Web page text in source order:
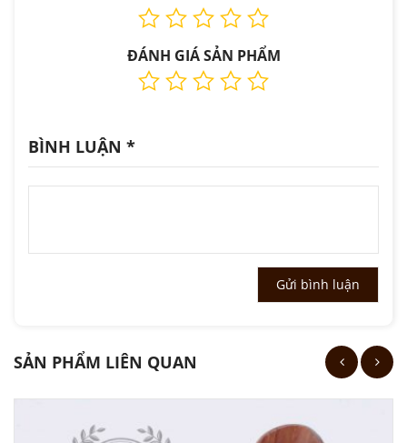
ĐÁNH GIÁ SẢN PHẨM
BÌNH LUẬN *
SẢN PHẨM LIÊN QUAN